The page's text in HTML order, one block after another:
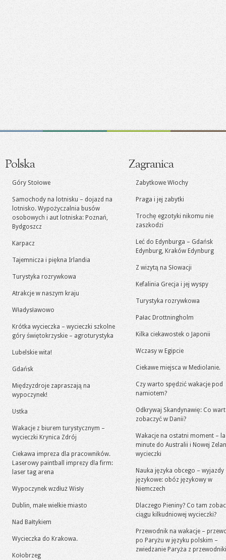
Polska
Góry Stołowe
Samochody na lotnisku – dojazd na
lotnisko. Wypożyczalnia busów
osobowych i aut lotniska: Poznań,
Bydgoszcz
Karpacz
Tajemnicza i piękna Irlandia
Turystyka rozrywkowa
Atrakcje w naszym kraju
Władysławowo
Krótka wycieczka – wycieczki szkolne
góry świętokrzyskie – agroturystyka
Lubelskie wita!
Gdańsk
Międzyzdroje zapraszają na
wypoczynek!
Ustka
Wakacje z biurem turystycznym –
wycieczki Krynica Zdrój
Ciekawa impreza dla pracowników.
Laserowy paintball imprezy dla firm:
laser tag arena
Wypoczynek wzdłuż Wisły
Dublin, małe wielkie miasto
Nad Bałtykiem
Wycieczka do Krakowa.
Kołobrzeg
Zagranica
Zabytkowe Włochy
Praga i jej zabytki
Trochę egzotyki nikomu nie
zaszkodzi
Leć do Edynburga – Gdańsk
Edynburg, Kraków Edynburg
Z wizytą na Słowacji
Kefalinia Grecja i jej wyspy
Turystyka rozrywkowa
Pałac Drottningholm
Kilka ciekawostek o Japonii
Wczasy w Egipcie
Ciekawe miejsca w Mediolanie.
Czy warto spędzić wakacje pod
namiotem?
Odkrywaj Skandynawię: Co
zobaczyć w Danii?
Wakacje na ostatni moment –
minute do Australii i Nowej
wycieczki
Nauka języka obcego – wyjazdy
językowe: obóz językowy w
Niemczech
Dlaczego Pieniny? Co tam
ciągu kilkudniowej wycieczki?
Przewodnik na wakacje –
po Paryżu w języku polskim –
zwiedzanie Paryża z